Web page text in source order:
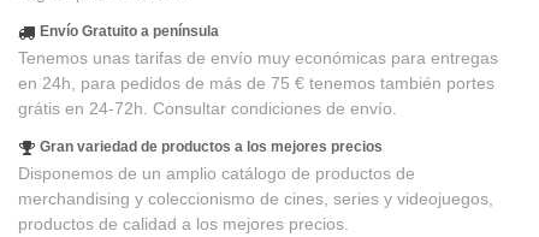
Envío Gratuito a península
Tenemos unas tarifas de envío muy económicas para entregas
en 24h, para pedidos de más de 75 € tenemos también portes
grátis en 24-72h. Consultar condiciones de envío.
Gran variedad de productos a los mejores precios
Disponemos de un amplio catálogo de productos de
merchandising y coleccionismo de cines, series y videojuegos,
productos de calidad a los mejores precios.